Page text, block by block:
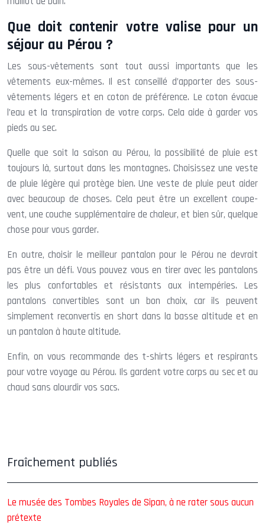
Que doit contenir votre valise pour un
séjour au Pérou ?
Les sous-vêtements sont tout aussi importants que les
vêtements eux-mêmes. Il est conseillé d’apporter des sous-
vêtements légers et en coton de préférence. Le coton évacue
l’eau et la transpiration de votre corps. Cela aide à garder vos
pieds au sec.
Quelle que soit la saison au Pérou, la possibilité de pluie est
toujours là, surtout dans les montagnes. Choisissez une veste
de pluie légère qui protège bien. Une veste de pluie peut aider
avec beaucoup de choses. Cela peut être un excellent coupe-
vent, une couche supplémentaire de chaleur, et bien sûr, quelque
chose pour vous garder.
En outre, choisir le meilleur pantalon pour le Pérou ne devrait
pas être un défi. Vous pouvez vous en tirer avec les pantalons
les plus confortables et résistants aux intempéries. Les
pantalons convertibles sont un bon choix, car ils peuvent
simplement reconvertis en short dans la basse altitude et en
un pantalon à haute altitude.
Enfin, on vous recommande des t-shirts légers et respirants
pour votre voyage au Pérou. Ils gardent votre corps au sec et au
chaud sans alourdir vos sacs.
Fraîchement publiés
Le musée des Tombes Royales de Sipan, à ne rater sous aucun
prétexte